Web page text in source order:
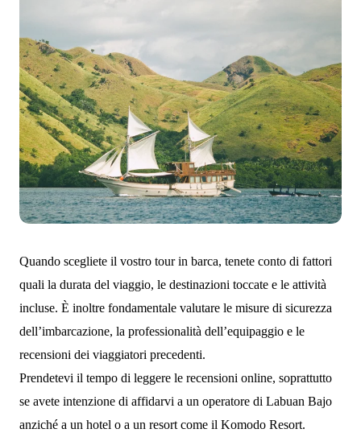
Quando scegliete il vostro tour in barca, tenete conto di fattori
quali la durata del viaggio, le destinazioni toccate e le attività
incluse. È inoltre fondamentale valutare le misure di sicurezza
dell’imbarcazione, la professionalità dell’equipaggio e le
recensioni dei viaggiatori precedenti.
Prendetevi il tempo di leggere le recensioni online, soprattutto
se avete intenzione di affidarvi a un operatore di Labuan Bajo
anziché a un hotel o a un resort come il Komodo Resort.